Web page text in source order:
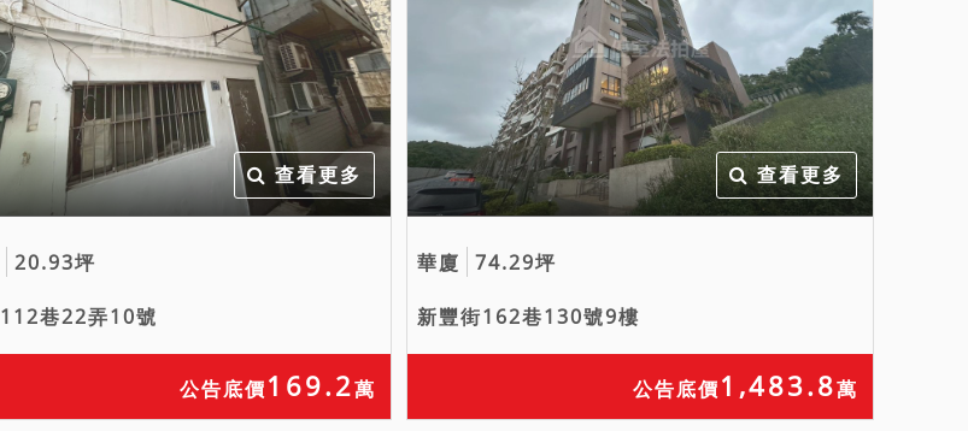
查看更多
20.93坪
巷22弄10號
公告底價169.2萬
查看更多
華廈 74.29坪
新豐街162巷130號9樓
公告底價1,483.8萬